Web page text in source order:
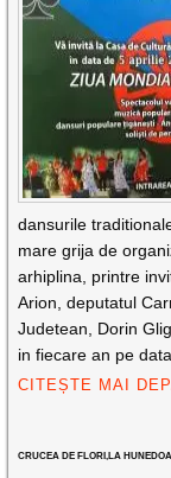
dansurile
mare grija de
arhiplina, printre
Arion, deputatul
Judetean, Dorin
in fiecare an pe
CITEȘTE MAI
CRUCEA DE FLORI,LA